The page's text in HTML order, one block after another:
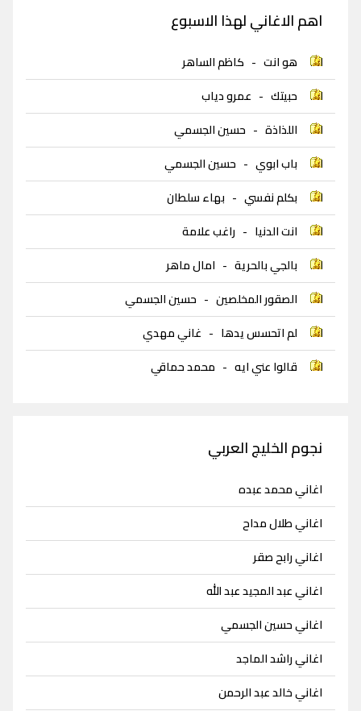
اهم الاغاني لهذا الاسبوع
هو انت - كاظم الساهر
حبيتك - عمرو دياب
اللذاذة - حسين الجسمي
باب ابوي - حسين الجسمي
بكلم نفسي - بهاء سلطان
انت الدنيا - راغب علامة
بالجي بالحرية - امال ماهر
الصقور المخلصين - حسين الجسمي
لم اتحسس يدها - غاني مهدي
قالوا عني ايه - محمد حماقي
نجوم الخليج العربي
اغاني محمد عبده
اغاني طلال مداح
اغاني رابح صقر
اغاني عبد المجيد عبد الله
اغاني حسين الجسمي
اغاني راشد الماجد
اغاني خالد عبد الرحمن